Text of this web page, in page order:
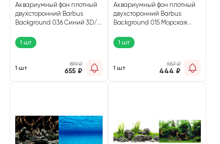
Аквариумный фон плотный
двухсторонний Barbus
Background 036 Синий 3D/
1 шт
1 шт
819₽
655 ₽
Аквариумный фон плотный
двухсторонний Barbus
Background 015 Морская
мистика 60 х 124 см (1 шт)
1 шт
1 шт
557₽
444 ₽